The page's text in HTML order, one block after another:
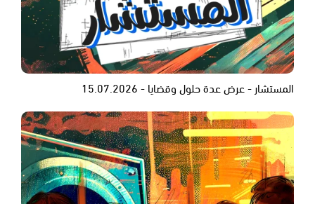
المستشار - عرض عدة حلول وقضايا - 15.07.2026